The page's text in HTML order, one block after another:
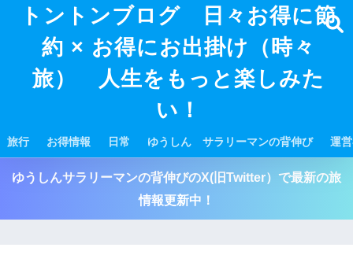
トントンブログ 日々お得に節
約 × お得にお出掛け（時々
旅） 人生をもっと楽しみた
い！
旅行 お得情報 日常 ゆうしん サラリーマンの背伸び 運
ゆうしんサラリーマンの背伸びのX(旧Twitter）で最新の旅
情報更新中！